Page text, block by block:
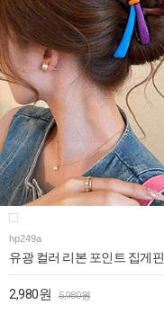
hp249a
유광 컬러 리본 포인트 집게핀
2,980원 5,980원